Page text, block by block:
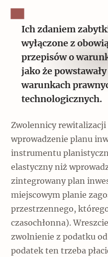
Ich zdaniem
wyłączone z
przepisów o
jako że
warunkach
technologicznych.
Zwolennicy
wprowadzenie planu
instrumentu
elastyczny niż
zintegrowany plan
miejscowym planie
przestrzennego,
czasochłonna).
zwolnienie z podatku
podatek ten trzeba